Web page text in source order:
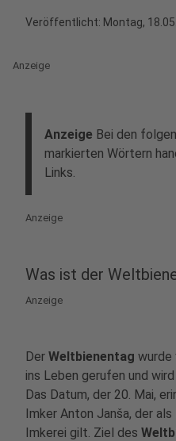
Veröffentlicht: Montag,
Anzeige
Anzeige Bei den
markierten Wörtern
Links.
Anzeige
Was ist der
Anzeige
Der Weltbienentag wurde
ins Leben gerufen und
Das Datum, der 20. Mai,
Imker Anton Janša, der
Imkerei gilt. Ziel des